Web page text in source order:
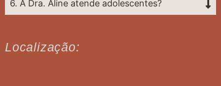
6. A Dra. Aline atende adolescentes?
Localização: